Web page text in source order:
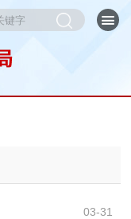
03-31